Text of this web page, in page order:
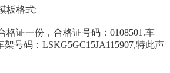
板格式:
格证一份，合格证号码：0108501.车
架号码：LSKG5GC15JA115907,特此声